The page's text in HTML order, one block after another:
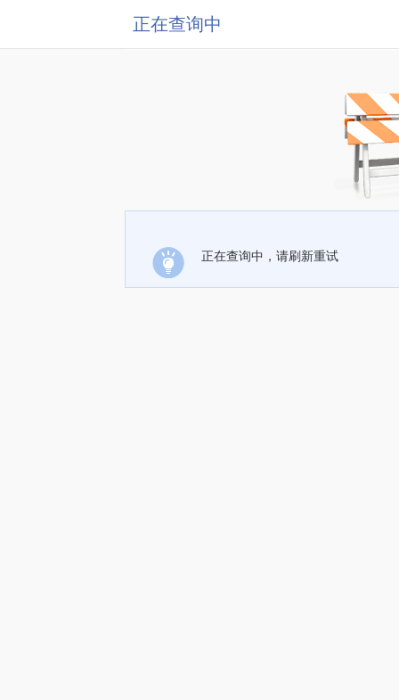
正在查询中
正在查询中，请刷新重试